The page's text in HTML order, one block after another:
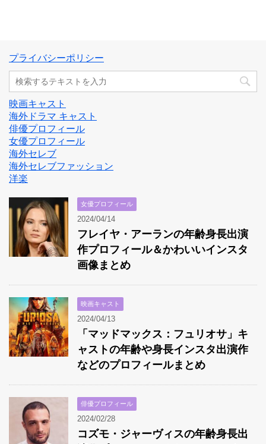
プライバシーポリシー
映画キャスト
海外ドラマ キャスト
俳優プロフィール
女優プロフィール
海外セレブ
海外セレブファッション
洋楽
女優プロフィール
2024/04/14
フレイヤ・アーランの年齢身長出演
作プロフィール＆かわいいインスタ
画像まとめ
映画キャスト
2024/04/13
「マッドマックス：フュリオサ」キ
ャストの年齢や身長インスタ出演作
などのプロフィールまとめ
俳優プロフィール
2024/02/28
コズモ・ジャーヴィスの年齢身長出